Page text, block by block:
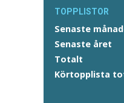
TOPPLISTOR
Senaste
Senaste året
Totalt
Körtopplista